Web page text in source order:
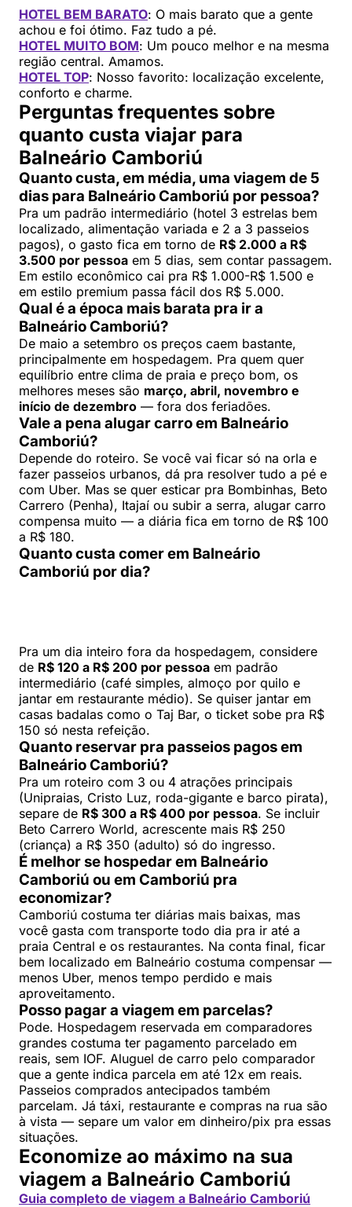
HOTEL BEM BARATO: O mais barato que a gente
achou e foi ótimo. Faz tudo a pé.
HOTEL MUITO BOM: Um pouco melhor e na mesma
região central. Amamos.
HOTEL TOP: Nosso favorito: localização excelente,
conforto e charme.
Perguntas frequentes sobre
quanto custa viajar para
Balneário Camboriú
Quanto custa, em média, uma viagem de 5
dias para Balneário Camboriú por pessoa?
Pra um padrão intermediário (hotel 3 estrelas bem
localizado, alimentação variada e 2 a 3 passeios
pagos), o gasto fica em torno de R$ 2.000 a R$
3.500 por pessoa em 5 dias, sem contar passagem.
Em estilo econômico cai pra R$ 1.000-R$ 1.500 e
em estilo premium passa fácil dos R$ 5.000.
Qual é a época mais barata pra ir a
Balneário Camboriú?
De maio a setembro os preços caem bastante,
principalmente em hospedagem. Pra quem quer
equilíbrio entre clima de praia e preço bom, os
melhores meses são março, abril, novembro e
início de dezembro — fora dos feriadões.
Vale a pena alugar carro em Balneário
Camboriú?
Depende do roteiro. Se você vai ficar só na orla e
fazer passeios urbanos, dá pra resolver tudo a pé e
com Uber. Mas se quer esticar pra Bombinhas, Beto
Carrero (Penha), Itajaí ou subir a serra, alugar carro
compensa muito — a diária fica em torno de R$ 100
a R$ 180.
Quanto custa comer em Balneário
Camboriú por dia?
Pra um dia inteiro fora da hospedagem, considere
de R$ 120 a R$ 200 por pessoa em padrão
intermediário (café simples, almoço por quilo e
jantar em restaurante médio). Se quiser jantar em
casas badalas como o Taj Bar, o ticket sobe pra R$
150 só nesta refeição.
Quanto reservar pra passeios pagos em
Balneário Camboriú?
Pra um roteiro com 3 ou 4 atrações principais
(Unipraias, Cristo Luz, roda-gigante e barco pirata),
separe de R$ 300 a R$ 400 por pessoa. Se incluir
Beto Carrero World, acrescente mais R$ 250
(criança) a R$ 350 (adulto) só do ingresso.
É melhor se hospedar em Balneário
Camboriú ou em Camboriú pra
economizar?
Camboriú costuma ter diárias mais baixas, mas
você gasta com transporte todo dia pra ir até a
praia Central e os restaurantes. Na conta final, ficar
bem localizado em Balneário costuma compensar —
menos Uber, menos tempo perdido e mais
aproveitamento.
Posso pagar a viagem em parcelas?
Pode. Hospedagem reservada em comparadores
grandes costuma ter pagamento parcelado em
reais, sem IOF. Aluguel de carro pelo comparador
que a gente indica parcela em até 12x em reais.
Passeios comprados antecipados também
parcelam. Já táxi, restaurante e compras na rua são
à vista — separe um valor em dinheiro/pix pra essas
situações.
Economize ao máximo na sua
viagem a Balneário Camboriú
Guia completo de viagem a Balneário Camboriú